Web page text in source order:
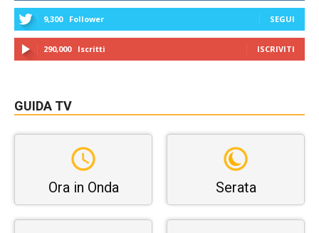
9,300 Follower SEGUI
290,000 Iscritti ISCRIVITI
GUIDA TV
Ora in Onda Serata